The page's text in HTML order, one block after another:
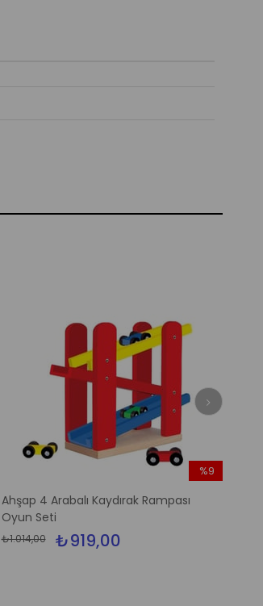
Ahşap 4 Arabalı Kaydırak Rampası
Oyun Seti
₺919,00
₺1.014,00
%9